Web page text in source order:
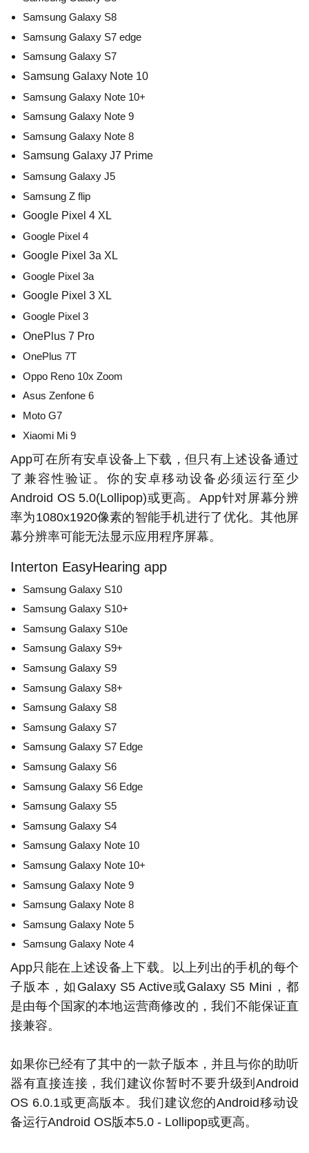
Samsung Galaxy S8
Samsung Galaxy S7 edge
Samsung Galaxy S7
Samsung Galaxy Note 10
Samsung Galaxy Note 10+
Samsung Galaxy Note 9
Samsung Galaxy Note 8
Samsung Galaxy J7 Prime
Samsung Galaxy J5
Samsung Z flip
Google Pixel 4 XL
Google Pixel 4
Google Pixel 3a XL
Google Pixel 3a
Google Pixel 3 XL
Google Pixel 3
OnePlus 7 Pro
OnePlus 7T
Oppo Reno 10x Zoom
Asus Zenfone 6
Moto G7
Xiaomi Mi 9
App可在所有安卓设备上下载，但只有上述设备通过
了兼容性验证。你的安卓移动设备必须运行至少
Android OS 5.0(Lollipop)或更高。App针对屏幕分辨
率为1080x1920像素的智能手机进行了优化。其他屏
幕分辨率可能无法显示应用程序屏幕。
Interton EasyHearing app
Samsung Galaxy S10
Samsung Galaxy S10+
Samsung Galaxy S10e
Samsung Galaxy S9+
Samsung Galaxy S9
Samsung Galaxy S8+
Samsung Galaxy S8
Samsung Galaxy S7
Samsung Galaxy S7 Edge
Samsung Galaxy S6
Samsung Galaxy S6 Edge
Samsung Galaxy S5
Samsung Galaxy S4
Samsung Galaxy Note 10
Samsung Galaxy Note 10+
Samsung Galaxy Note 9
Samsung Galaxy Note 8
Samsung Galaxy Note 5
Samsung Galaxy Note 4
App只能在上述设备上下载。以上列出的手机的每个
子版本，如Galaxy S5 Active或Galaxy S5 Mini，都
是由每个国家的本地运营商修改的，我们不能保证直
接兼容。
如果你已经有了其中的一款子版本，并且与你的助听
器有直接连接，我们建议你暂时不要升级到Android
OS 6.0.1或更高版本。我们建议您的Android移动设
备运行Android OS版本5.0 - Lollipop或更高。